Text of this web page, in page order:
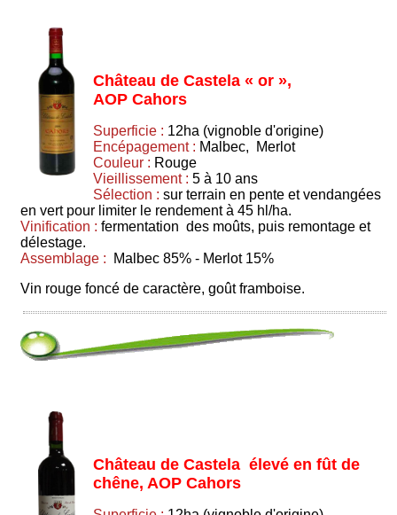
Château de Castela « or »,
AOP Cahors
Superficie : 12ha (vignoble d'origine)
Encépagement : Malbec, Merlot
Couleur : Rouge
Vieillissement : 5 à 10 ans
Sélection : sur terrain en pente et vendangées
en vert pour limiter le rendement à 45 hl/ha.
Vinification : fermentation des moûts, puis remontage et
délestage.
Assemblage : Malbec 85% - Merlot 15%
Vin rouge foncé de caractère, goût framboise.
Château de Castela élevé en fût de
chêne, AOP Cahors